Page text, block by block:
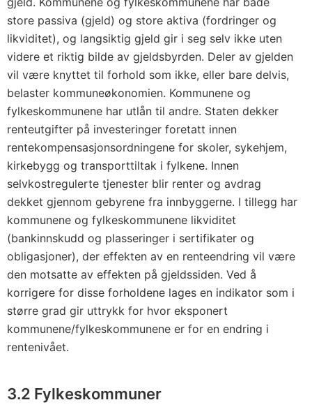
store passiva (gjeld) og store aktiva (fordringer og
likviditet), og langsiktig gjeld gir i seg selv ikke uten
videre et riktig bilde av gjeldsbyrden. Deler av gjelden
vil være knyttet til forhold som ikke, eller bare delvis,
belaster kommuneøkonomien. Kommunene og
fylkeskommunene har utlån til andre. Staten dekker
renteutgifter på investeringer foretatt innen
rentekompensasjonsordningene for skoler, sykehjem,
kirkebygg og transporttiltak i fylkene. Innen
selvkostregulerte tjenester blir renter og avdrag
dekket gjennom gebyrene fra innbyggerne. I tillegg har
kommunene og fylkeskommunene likviditet
(bankinnskudd og plasseringer i sertifikater og
obligasjoner), der effekten av en renteendring vil være
den motsatte av effekten på gjeldssiden. Ved å
korrigere for disse forholdene lages en indikator som i
større grad gir uttrykk for hvor eksponert
kommunene/fylkeskommunene er for en endring i
rentenivået.
3.2 Fylkeskommuner